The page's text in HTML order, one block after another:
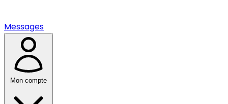
Messages
Mon compte